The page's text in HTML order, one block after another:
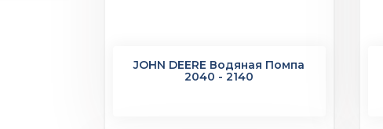
JOHN DEERE Водяная Помпа
2040 - 2140